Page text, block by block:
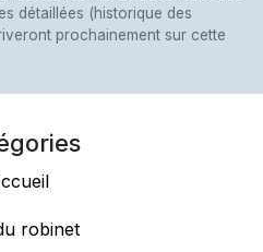
détaillées (historique des
prochainement sur cette
robinet